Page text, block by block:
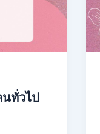
ทั่วไป